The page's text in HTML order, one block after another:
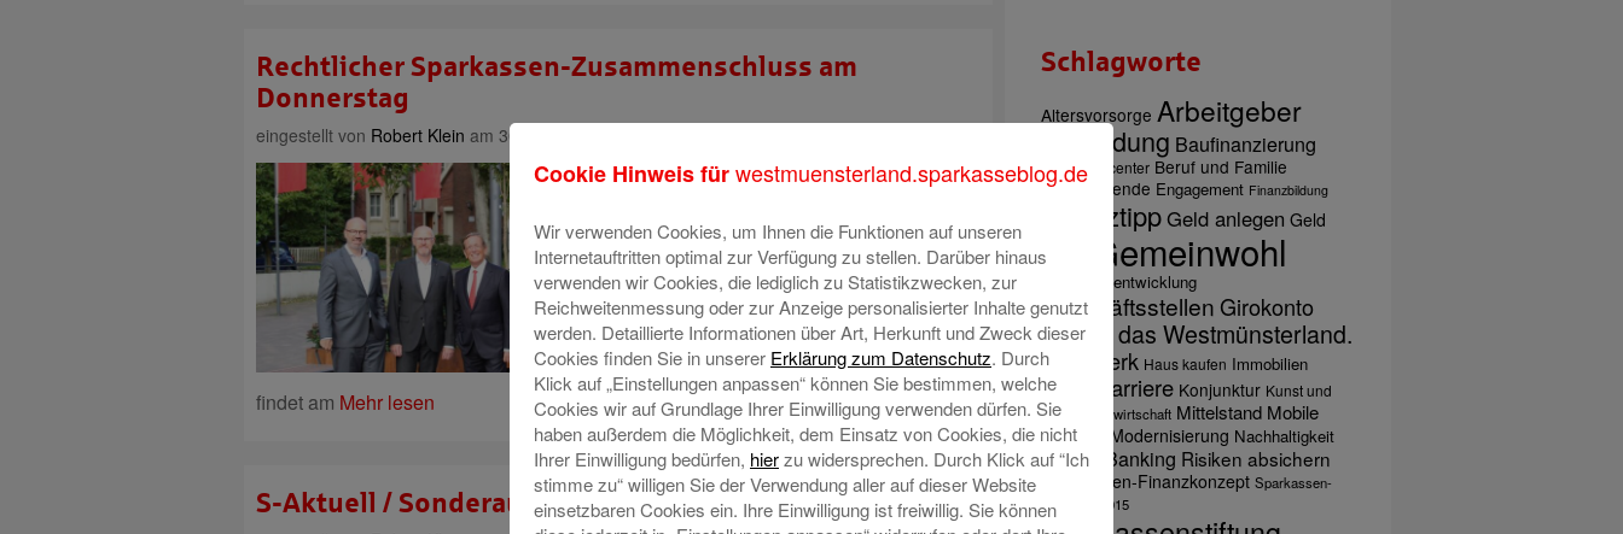
Rechtlicher Sparkassen-Zusammenschluss am
Donnerstag
eingestellt von Robert Klein am 30. August 2023 | Kategorie:
Die Sparkassen Westmünsterland und
Donnerstag (31.08.) ist Tag der
rechtlichen Fusion. Die beiden
Bankleitzahlen, die IBANs und
Kontokarten der Kundinnen und
Kunden bleiben allerdings noch eine
Zeit lang gültig: Die technische Fusion
findet am Mehr lesen
S-Aktuell / Sonderausgabe für Haltern am See
Schlagworte
Altersvorsorge Arbeitgeber
Ausbildung Baufinanzierung
Beratungscenter Beruf und Familie
Energiewende Engagement Finanzbildung
FinanztippGeld anlegen Geld
leihen
Gemeinwohl
Geschäftsentwicklung
Geschäftsstellen Girokonto
Gut für das Westmünsterland.
Handwerk Haus kaufen Immobilien
Jubiläum Karriere Konjunktur Kunst und
Kultur
Landwirtschaft Mittelstand Mobile
Banking
Modernisierung Nachhaltigkeit
Online-Banking Risiken absichern
Sparkassen-Finanzkonzept Sparkassen-
Marathon 2015
Cookie Hinweis fürwestmuensterland.sparkasseblog.de
Wir verwenden Cookies, um Ihnen die Funktionen auf unseren
Internetauftritten optimal zur Verfügung zu stellen. Darüber hinaus
verwenden wir Cookies, die lediglich zu Statistikzwecken, zur
Reichweitenmessung oder zur Anzeige personalisierter Inhalte genutzt
werden. Detaillierte Informationen über Art, Herkunft und Zweck dieser
Cookies finden Sie in unserer Erklärung zum Datenschutz. Durch
Klick auf „Einstellungen anpassen“ können Sie bestimmen, welche
Cookies wir auf Grundlage Ihrer Einwilligung verwenden dürfen. Sie
haben außerdem die Möglichkeit, dem Einsatz von Cookies, die nicht
Ihrer Einwilligung bedürfen, hierzu widersprechen. Durch Klick auf “Ich
stimme zu“ willigen Sie der Verwendung aller auf dieser Website
einsetzbaren Cookies ein. Ihre Einwilligung ist freiwillig. Sie können